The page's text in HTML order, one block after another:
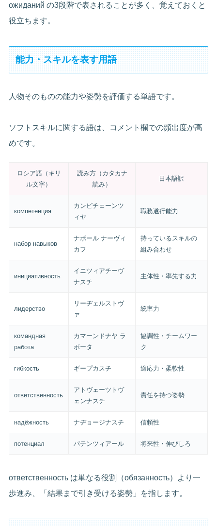
ожиданий の3段階で表されることが多く、覚えておくと
役立ちます。
能力・スキルを表す用語
人物そのものの能力や姿勢を評価する単語です。
ソフトスキルに関する語は、コメント欄での頻出度が高
めです。
ロシア語（キリ
ル文字）
読み方（カタカナ
読み）
日本語訳
компетенция
カンピチェーンツ
ィヤ
職務遂行能力
набор навыков
ナボール ナーヴィ
カフ
持っているスキルの
組み合わせ
инициативность
イニツィアチーヴ
ナスチ
主体性・率先する力
лидерство
リーヂェルストヴ
ァ
統率力
командная
работа
カマーンドナヤ ラ
ボータ
協調性・チームワー
ク
гибкость ギープカスチ 適応力・柔軟性
ответственность
アトヴェーツトヴ
ェンナスチ
責任を持つ姿勢
надёжность ナヂョージナスチ 信頼性
потенциал パテンツィアール 将来性・伸びしろ
ответственность は単なる役割（обязанность）より一
歩進み、「結果まで引き受ける姿勢」を指します。